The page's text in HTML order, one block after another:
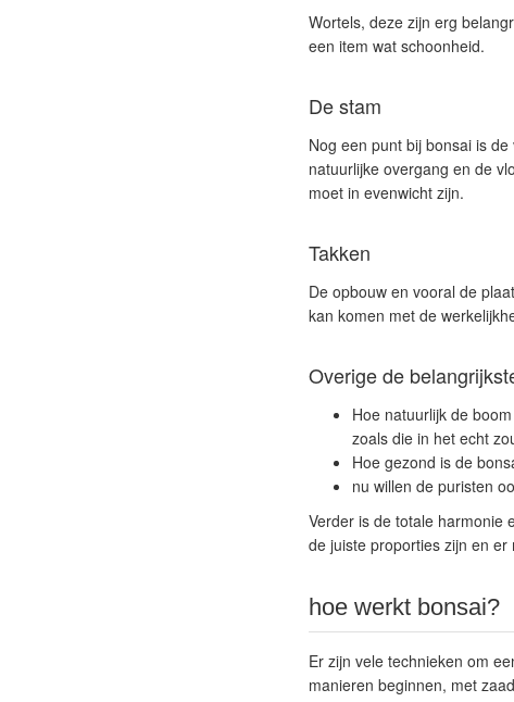
Wortels, deze zijn erg
een item wat schoonheid.
De stam
Nog een punt bij bonsai is
natuurlijke overgang en de
moet in evenwicht zijn.
Takken
De opbouw en vooral de
kan komen met de
Overige de
Hoe natuurlijk de
zoals die in het echt
Hoe gezond is de
nu willen de puristen
Verder is de totale harmonie
de juiste proporties zijn en
hoe werkt bonsai?
Er zijn vele technieken om
manieren beginnen, met